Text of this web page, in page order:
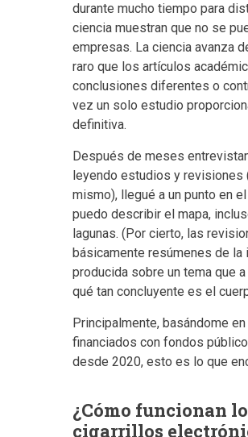
durante mucho tiempo para
ciencia muestran que no se
empresas. La ciencia avanza
raro que los artículos
conclusiones diferentes o
vez un solo estudio
definitiva.
Después de meses
leyendo estudios y revisiones
mismo), llegué a un punto en
puedo describir el mapa,
lagunas. (Por cierto, las
básicamente resúmenes de la
producida sobre un tema que
qué tan concluyente es el
Principalmente, basándome
financiados con fondos
desde 2020, esto es lo que
¿Cómo funcionan
cigarrillos